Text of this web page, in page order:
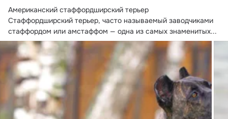
Американский стаффордширский терьер
Стаффордширский терьер, часто называемый заводчиками
стаффордом или амстаффом — одна из самых знаменитых...